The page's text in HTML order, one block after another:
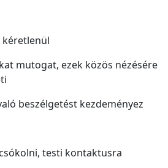
kéretlenül
mutogat, ezek közös nézésére
beszélgetést kezdeményez
testi kontaktusra